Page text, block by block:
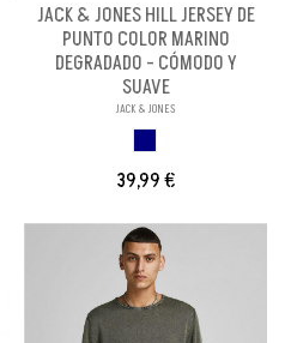
JACK & JONES HILL JERSEY DE
PUNTO COLOR MARINO
DEGRADADO - CÓMODO Y
SUAVE
JACK & JONES
39,99 €